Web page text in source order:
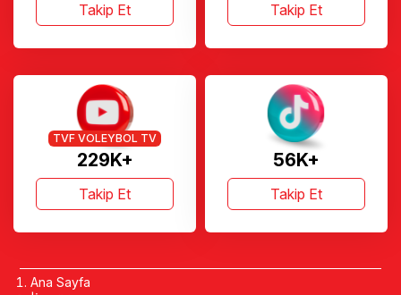
Takip Et Takip Et
229K+
TVF VOLEYBOL TV
Takip Et
56K+
Takip Et
Ana Sayfa